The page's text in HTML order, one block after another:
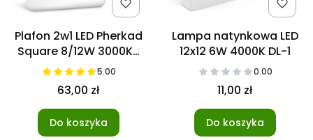
Plafon 2w1 LED Pherkad
Square 8/12W 3000K-
6000K5.00
63,00 zł
Do koszyka
Lampa natynkowa LED
12x12 6W 4000K DL-1
0.00
11,00 zł
Do koszyka